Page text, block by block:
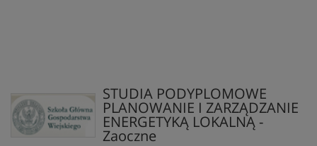
STUDIA PODYPLOMOWE
PLANOWANIE I ZARZĄDZANIE
ENERGETYKĄ LOKALNĄ -
Zaoczne